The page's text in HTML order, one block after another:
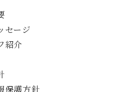
セージ
紹介
保護方針